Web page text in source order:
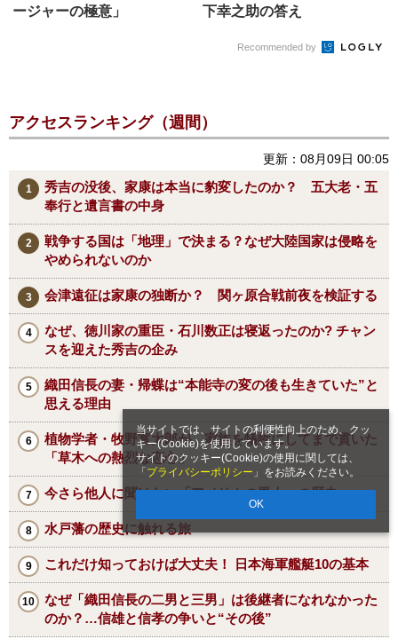
当サイトでは、サイトの利便性向上のため、クッ
キー(Cookie)を使用しています。
サイトのクッキー(Cookie)の使用に関しては、
「 プライバシーポリシー 」をお読みください。
OK
ージャーの極意」
下幸之助の答え
Recommended by
アクセスランキング（週間）
更新：08月09日 00:05
秀吉の没後、家康は本当に豹変したのか？ 五大老・五
奉行と遺言書の中身
戦争する国は「地理」で決まる？なぜ大陸国家は侵略を
やめられないのか
会津遠征は家康の独断か？ 関ヶ原合戦前夜を検証する
なぜ、徳川家の重臣・石川数正は寝返ったのか? チャン
スを迎えた秀吉の企み
織田信長の妻・帰蝶は“本能寺の変の後も生きていた”と
思える理由
植物学者・牧野富太郎が、家族を犠牲にしてまで貫いた
「草木への熱烈な恋心」
今さら他人に聞けない「アメリカの黒人」の歴史
水戸藩の歴史に触れる旅
これだけ知っておけば大丈夫！ 日本海軍艦艇10の基本
なぜ「織田信長の二男と三男」は後継者になれなかった
のか？…信雄と信孝の争いと“その後”